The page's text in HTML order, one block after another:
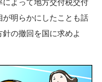
よって地方交付税交付
明らかにしたことも話
の撤回を国に求めよ